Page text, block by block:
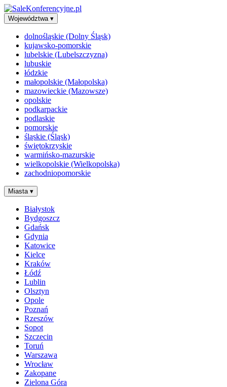
Województwa ▾
dolnośląskie (Dolny Śląsk)
kujawsko-pomorskie
lubelskie (Lubelszczyzna)
lubuskie
łódzkie
małopolskie (Małopolska)
mazowieckie (Mazowsze)
opolskie
podkarpackie
podlaskie
pomorskie
śląskie (Śląsk)
świętokrzyskie
warmińsko-mazurskie
wielkopolskie (Wielkopolska)
zachodniopomorskie
Miasta ▾
Białystok
Bydgoszcz
Gdańsk
Gdynia
Katowice
Kielce
Kraków
Łódź
Lublin
Olsztyn
Opole
Poznań
Rzeszów
Sopot
Szczecin
Toruń
Warszawa
Wrocław
Zakopane
Zielona Góra